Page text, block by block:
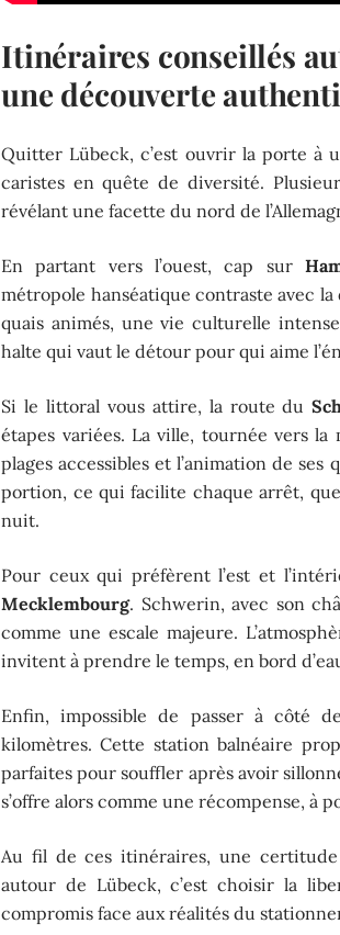
Itinéraires conseillés
une découverte
Quitter Lübeck, c’est ouvrir la porte à
caristes en quête de diversité.
révélant une facette du nord de
En partant vers l’ouest, cap sur
métropole hanséatique contraste avec
quais animés, une vie culturelle
halte qui vaut le détour pour qui aime
Si le littoral vous attire, la route du
étapes variées. La ville, tournée vers
plages accessibles et l’animation de
portion, ce qui facilite chaque arrêt,
nuit.
Pour ceux qui préfèrent l’est et
Mecklembourg. Schwerin, avec son
comme une escale majeure.
invitent à prendre le temps, en bord
Enfin, impossible de passer à côté
kilomètres. Cette station balnéaire
parfaites pour souffler après avoir
s’offre alors comme une récompense, à
Au fil de ces itinéraires, une
autour de Lübeck, c’est choisir la
compromis face aux réalités du